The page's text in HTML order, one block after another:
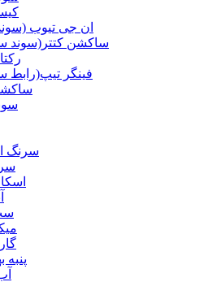
ان جی تیوب
ساکشن کتتر(سوند
فینگر
سرنگ
پنبه